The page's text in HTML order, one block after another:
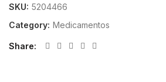
SKU: 5204466
Category: Medicamentos
Share